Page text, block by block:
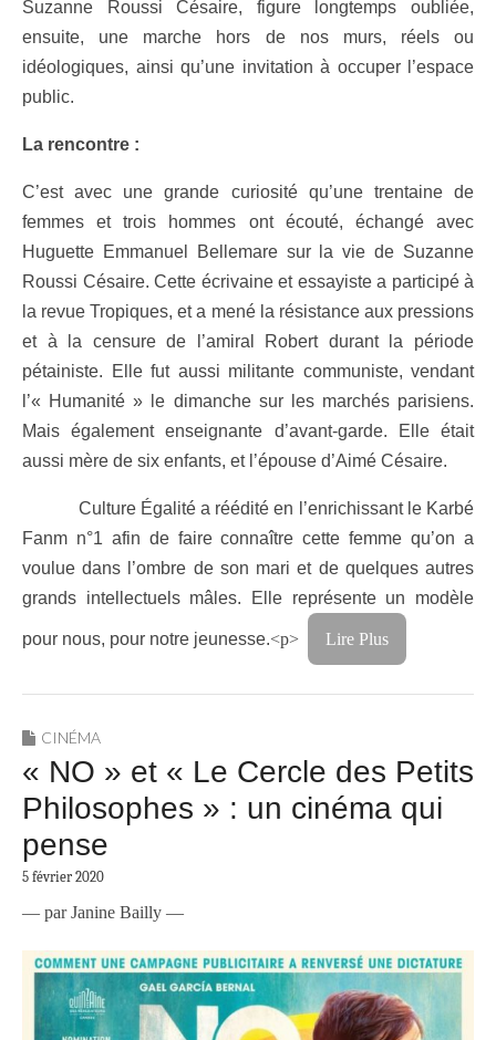
Suzanne Roussi Césaire, figure longtemps oubliée,
ensuite, une marche hors de nos murs, réels ou
idéologiques, ainsi qu’une invitation à occuper l’espace
public.
La rencontre :
C’est avec une grande curiosité qu’une trentaine de
femmes et trois hommes ont écouté, échangé avec
Huguette Emmanuel Bellemare sur la vie de Suzanne
Roussi Césaire. Cette écrivaine et essayiste a participé à
la revue Tropiques, et a mené la résistance aux pressions
et à la censure de l’amiral Robert durant la période
pétainiste. Elle fut aussi militante communiste, vendant
l’« Humanité » le dimanche sur les marchés parisiens.
Mais également enseignante d’avant-garde. Elle était
aussi mère de six enfants, et l’épouse d’Aimé Césaire.
Culture Égalité a réédité en l’enrichissant le Karbé
Fanm n°1 afin de faire connaître cette femme qu’on a
voulue dans l’ombre de son mari et de quelques autres
grands intellectuels mâles. Elle représente un modèle
pour nous, pour notre jeunesse.<p> Lire Plus
CINÉMA
« NO » et « Le Cercle des Petits
Philosophes » : un cinéma qui
pense
5 février 2020
— par Janine Bailly —